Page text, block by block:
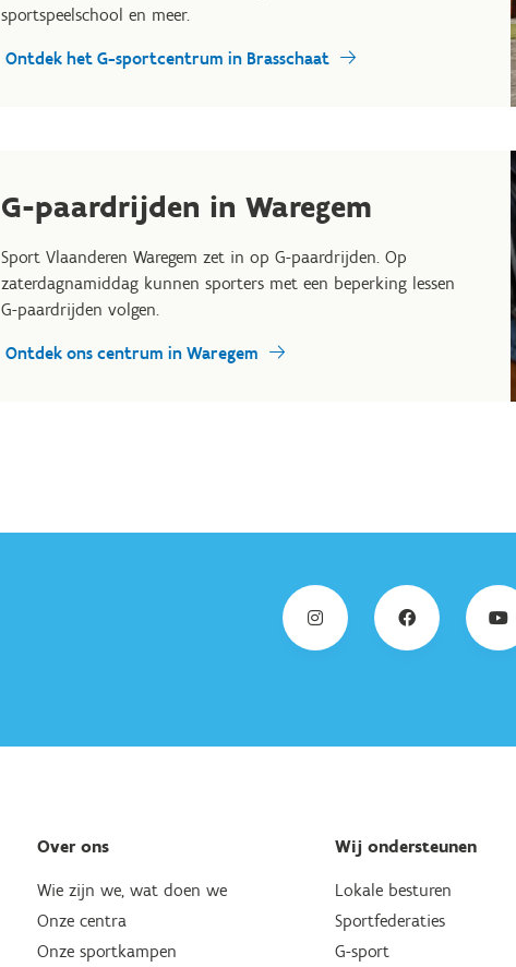
sportspeelschool en meer.
Ontdek het G-sportcentrum in Brasschaat
G-paardrijden in Waregem
Sport Vlaanderen Waregem zet in op G-paardrijden. Op
zaterdagnamiddag kunnen sporters met een beperking lessen
G-paardrijden volgen.
Ontdek ons centrum in Waregem
Over ons
Wie zijn we, wat doen we
Onze centra
Onze sportkampen
Wij ondersteunen
Lokale besturen
Sportfederaties
G-sport